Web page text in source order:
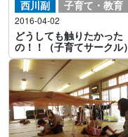
西川副 子育て・教育
2016-04-02
どうしても触りたかった
の！！（子育てサークル）